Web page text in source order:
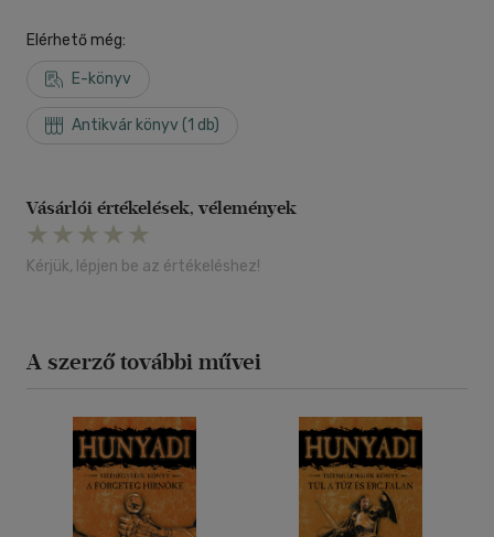
Elérhető még:
E-könyv
Antikvár könyv (1 db)
Vásárlói értékelések, vélemények
Kérjük, lépjen be az értékeléshez!
A szerző további művei